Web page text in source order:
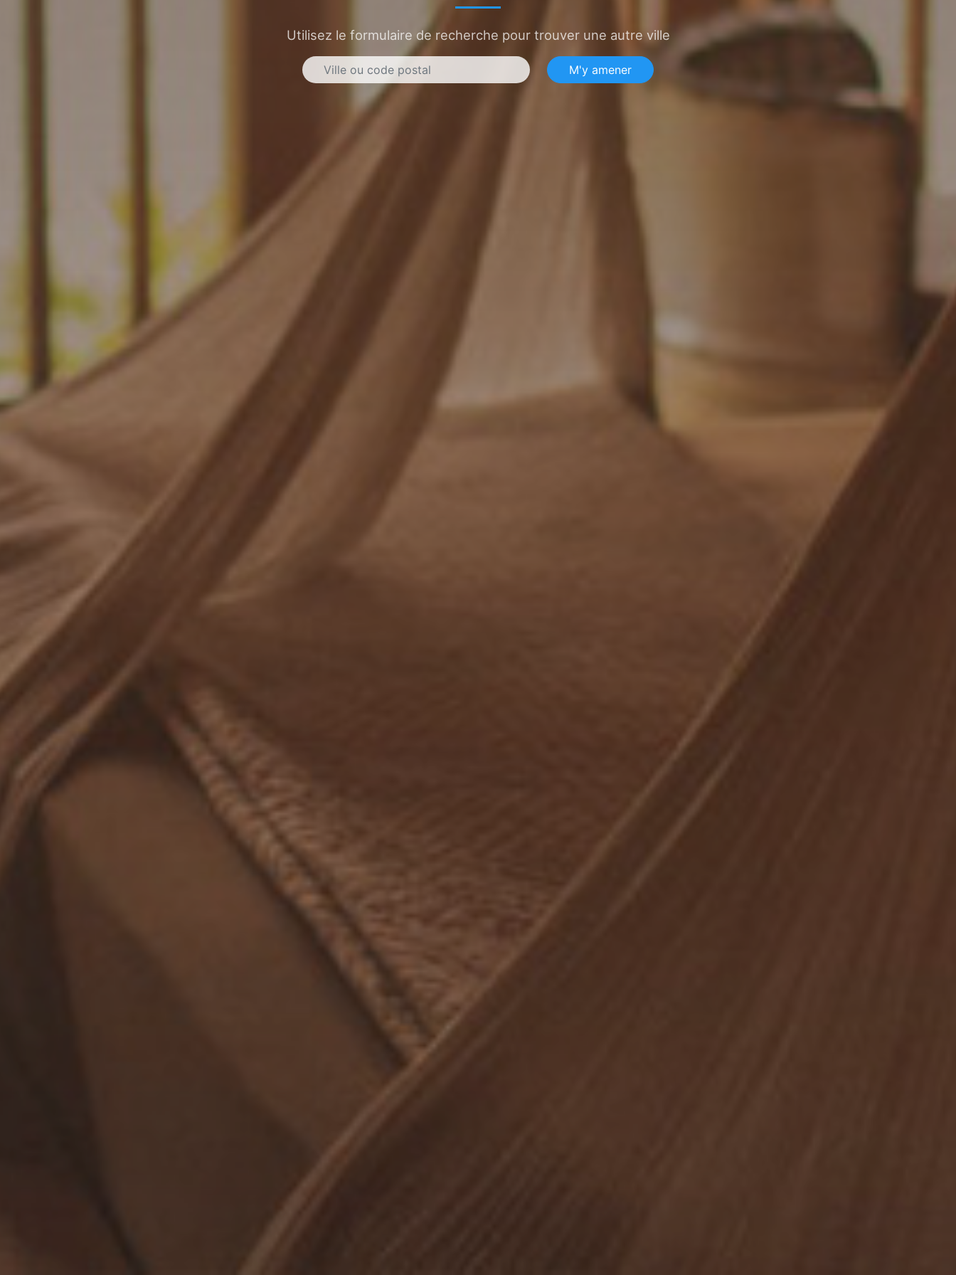
Utilisez le formulaire de recherche pour trouver une autre ville
M'y amener